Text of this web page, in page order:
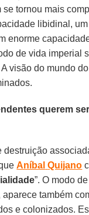
se tornou mais
libidinal,
enorme
de vida imperial
visão do mundo
querem
destruição
Aníbal Quijano
”. O modo
aparece também
e colonizados.